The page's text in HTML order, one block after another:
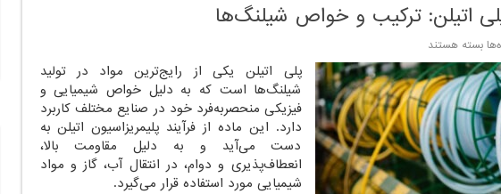
اتیلن: ترکیب و خواص شیلنگ‌ها
برای
علم
پشت
پلی
اتیلن:
ترکیب
و
خواص
شیلنگ‌ها
بسته هستند
پلی اتیلن یکی از رایج‌ترین مواد در تولید
شیلنگ‌ها است که به دلیل خواص شیمیایی و
فیزیکی منحصر‌به‌فرد خود در صنایع مختلف کاربرد
دارد. این ماده از فرآیند پلیمریزاسیون اتیلن به
دست می‌آید و به دلیل مقاومت بالا،
انعطاف‌پذیری و دوام، در انتقال آب، گاز و مواد
شیمیایی مورد استفاده قرار می‌گیرد.